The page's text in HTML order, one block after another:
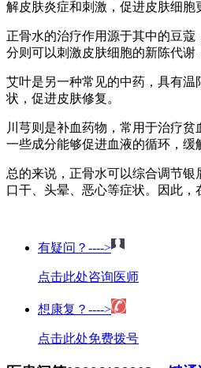
解皮肤炎症和刺激，促进皮肤细胞
正骨水的治疗作用源于其中的豆
分则可以刺激皮肤细胞的新陈代谢
艾叶是另一种常见的中药，具有
状，促进皮肤修复。
川芎则是补血药物，常用于治疗
一些成分能够促进血液的循环，缓
总的来说，正骨水可以综合调节
口干、头晕、恶心等症状。因此，
有疑问？---->
点击此处咨询医师
想康复？---->
点击此处免费拨号